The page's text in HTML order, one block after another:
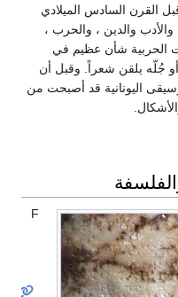
القرن السادس الميلادي
والدين ، والحرب ،
الحربية شأن عظيم في
جُلّه يلقن شعراً. وقبل أن
اليونانية قد أصبحت من
F